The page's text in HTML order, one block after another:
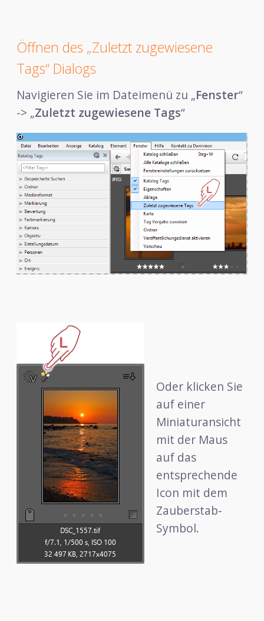
Öffnen des „Zuletzt zugewiesene
Tags“ Dialogs
Navigieren Sie im Dateimenü zu „Fenster“
-> „Zuletzt zugewiesene Tags“
Oder klicken Sie
auf einer
Miniaturansicht
mit der Maus
auf das
entsprechende
Icon mit dem
Zauberstab-
Symbol.